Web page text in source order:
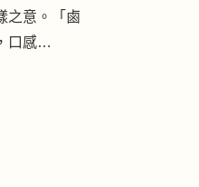
之意。「鹵
口感…